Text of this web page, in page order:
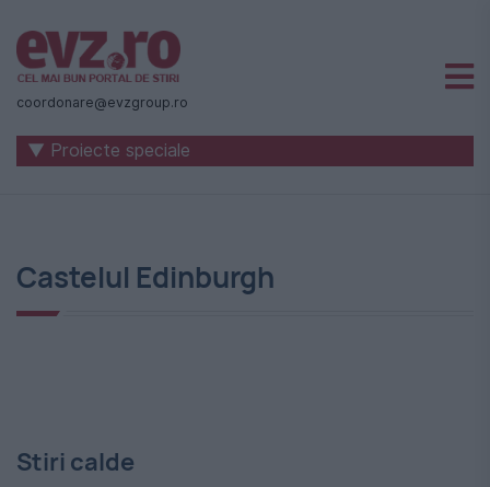
Știri
naționale
internaționale
-
Evenimentul
coordonare@evzgroup.ro
▼ Proiecte speciale
Castelul Edinburgh
Stiri calde